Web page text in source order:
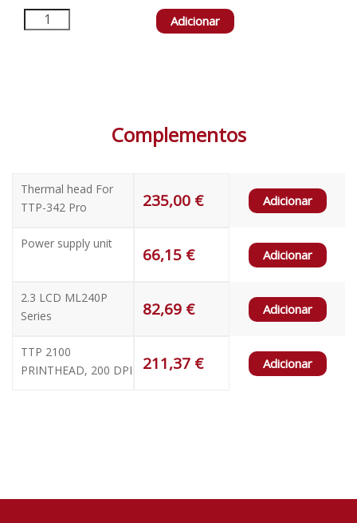
Adicionar
Complementos
Thermal head For
TTP-342 Pro
235,00 € Adicionar
Power supply unit
66,15 € Adicionar
2.3 LCD ML240P
Series
82,69 € Adicionar
TTP 2100
PRINTHEAD, 200 DPI
211,37 € Adicionar